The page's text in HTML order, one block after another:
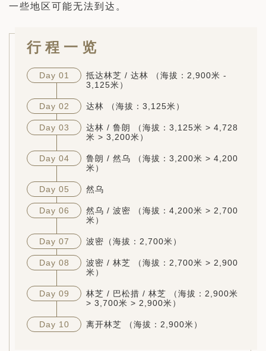
一些地区可能无法到达。
行程一览
Day 01
抵达林芝 / 达林 （海拔：2,900米 -
3,125米）
Day 02 达林 （海拔：3,125米）
Day 03
达林 / 鲁朗 （海拔：3,125米 > 4,728
米 > 3,200米）
Day 04
鲁朗 / 然乌 （海拔：3,200米 > 4,200
米）
Day 05 然乌
Day 06
然乌 / 波密 （海拔：4,200米 > 2,700
米）
Day 07 波密（海拔：2,700米）
Day 08
波密 / 林芝 （海拔：2,700米 > 2,900
米）
Day 09
林芝 / 巴松措 / 林芝 （海拔：2,900米
> 3,700米 > 2,900米）
Day 10 离开林芝 （海拔：2,900米）